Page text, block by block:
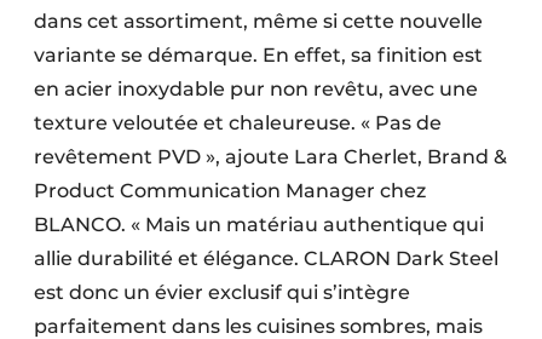
dans cet assortiment, même si cette nouvelle
variante se démarque. En effet, sa finition est
en acier inoxydable pur non revêtu, avec une
texture veloutée et chaleureuse. « Pas de
revêtement PVD », ajoute Lara Cherlet, Brand &
Product Communication Manager chez
BLANCO. « Mais un matériau authentique qui
allie durabilité et élégance. CLARON Dark Steel
est donc un évier exclusif qui s’intègre
parfaitement dans les cuisines sombres, mais